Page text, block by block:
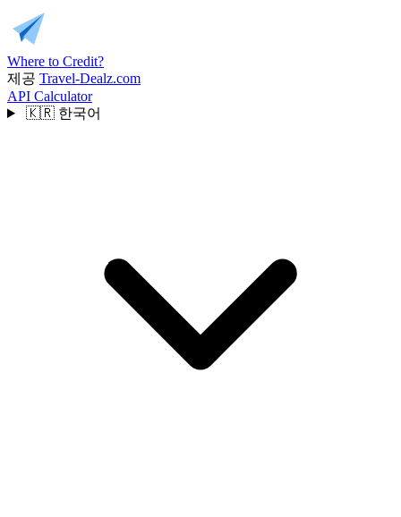
Where to Credit?
제공 Travel-Dealz.com
API Calculator
🇰🇷 한국어